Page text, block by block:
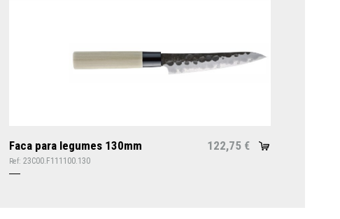
Faca para legumes 130mm 122,75 €
Ref:23C00.F111100.130